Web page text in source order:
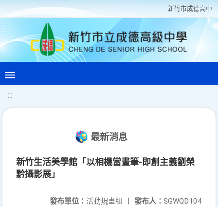
新竹巿成德高中
:::
最新消息
新竹生活美學館「以相機當畫筆-即創主義劉榮
黔攝影展」
發布人： SGWQD104
發布單位： 活動規畫組 |